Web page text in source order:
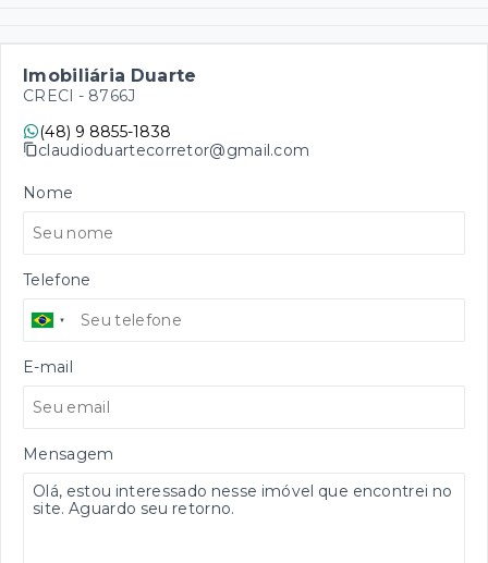
Imobiliária Duarte
CRECI - 8766J
(48) 9 8855-1838
claudioduartecorretor@gmail.com
Nome
Telefone
E-mail
Mensagem